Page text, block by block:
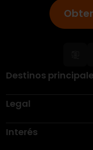
Destinos
Legal
Interés